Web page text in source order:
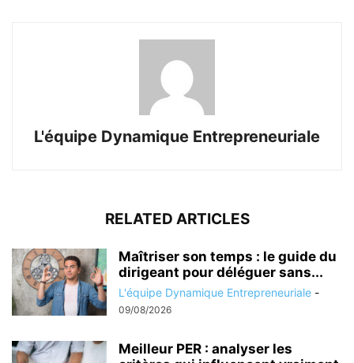
L'équipe Dynamique Entrepreneuriale
RELATED ARTICLES
Maîtriser son temps : le guide du
dirigeant pour déléguer sans...
L'équipe Dynamique Entrepreneuriale -
09/08/2026
Meilleur PER : analyser les